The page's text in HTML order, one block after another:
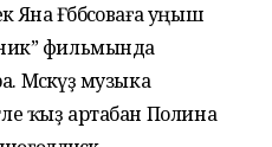
Ғәббәсоваға уңыш
фильмында
музыка
ҡыҙ артабан Полина